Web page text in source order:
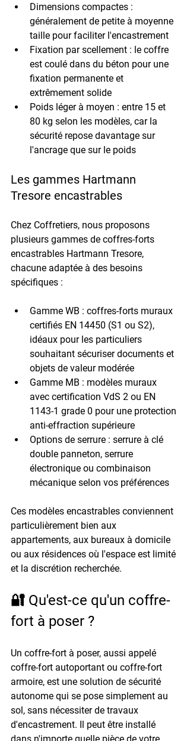
Dimensions compactes :
généralement de petite à moyenne
taille pour faciliter l'encastrement
Fixation par scellement : le coffre
est coulé dans du béton pour une
fixation permanente et
extrêmement solide
Poids léger à moyen : entre 15 et
80 kg selon les modèles, car la
sécurité repose davantage sur
l'ancrage que sur le poids
Les gammes Hartmann
Tresore encastrables
Chez Coffretiers, nous proposons
plusieurs gammes de coffres-forts
encastrables Hartmann Tresore,
chacune adaptée à des besoins
spécifiques :
Gamme WB : coffres-forts muraux
certifiés EN 14450 (S1 ou S2),
idéaux pour les particuliers
souhaitant sécuriser documents et
objets de valeur modérée
Gamme MB : modèles muraux
avec certification VdS 2 ou EN
1143-1 grade 0 pour une protection
anti-effraction supérieure
Options de serrure : serrure à clé
double panneton, serrure
électronique ou combinaison
mécanique selon vos préférences
Ces modèles encastrables conviennent
particulièrement bien aux
appartements, aux bureaux à domicile
ou aux résidences où l'espace est limité
et la discrétion recherchée.
🔐 Qu'est-ce qu'un coffre-
fort à poser ?
Un coffre-fort à poser, aussi appelé
coffre-fort autoportant ou coffre-fort
armoire, est une solution de sécurité
autonome qui se pose simplement au
sol, sans nécessiter de travaux
d'encastrement. Il peut être installé
dans n'importe quelle pièce de votre